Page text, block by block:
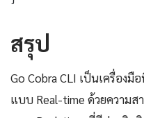
สรุป
Go Cobra CLI เป็นเครื่อง
แบบ Real-time ด้วยความส